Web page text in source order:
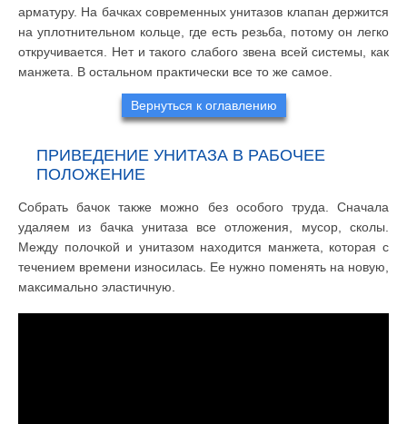
арматуру. На бачках современных унитазов клапан держится
на уплотнительном кольце, где есть резьба, потому он легко
откручивается. Нет и такого слабого звена всей системы, как
манжета. В остальном практически все то же самое.
Вернуться к оглавлению
ПРИВЕДЕНИЕ УНИТАЗА В РАБОЧЕЕ
ПОЛОЖЕНИЕ
Собрать бачок также можно без особого труда. Сначала
удаляем из бачка унитаза все отложения, мусор, сколы.
Между полочкой и унитазом находится манжета, которая с
течением времени износилась. Ее нужно поменять на новую,
максимально эластичную.